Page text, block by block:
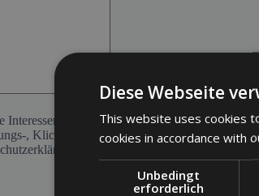
Interessen zugeschnittenen Newsletter erhalten.
, Klick- und Downloadverhalten zu
widerrufen.
Diese Webseite
This website uses cookies
cookies in accordance with
Unbedingt
erforderlich